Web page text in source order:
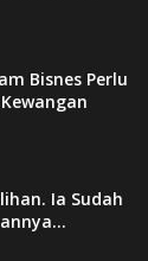
Bisnes Perlu
Ia Sudah